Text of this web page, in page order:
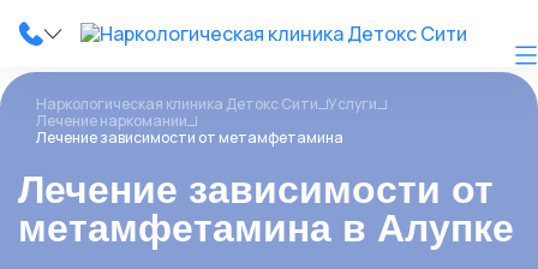
О клинике
Наши услуги
Наркологическая клиника Детокс Сити Услуги
Лечение наркомании
Лечение зависимости от метамфетамина
Лечение зависимости от
метамфетамина в Алупке